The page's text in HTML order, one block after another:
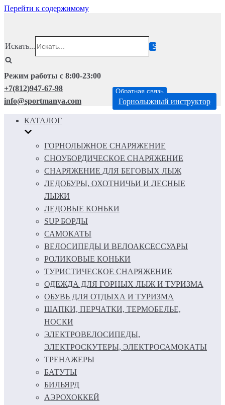
Перейти к содержимому
Искать...
Режим работы с 8:00-23:00
+7(812)947-67-98
info@sportmanya.com
Обратная связь
Горнолыжный инструктор
КАТАЛОГ
ГОРНОЛЫЖНОЕ СНАРЯЖЕНИЕ
СНОУБОРДИЧЕСКОЕ СНАРЯЖЕНИЕ
СНАРЯЖЕНИЕ ДЛЯ БЕГОВЫХ ЛЫЖ
ЛЕДОБУРЫ, ОХОТНИЧЬИ И ЛЕСНЫЕ
ЛЫЖИ
ЛЕДОВЫЕ КОНЬКИ
SUP БОРДЫ
САМОКАТЫ
ВЕЛОСИПЕДЫ И ВЕЛОАКСЕССУАРЫ
РОЛИКОВЫЕ КОНЬКИ
ТУРИСТИЧЕСКОЕ СНАРЯЖЕНИЕ
ОДЕЖДА ДЛЯ ГОРНЫХ ЛЫЖ И ТУРИЗМА
ОБУВЬ ДЛЯ ОТДЫХА И ТУРИЗМА
ШАПКИ, ПЕРЧАТКИ, ТЕРМОБЕЛЬЕ,
НОСКИ
ЭЛЕКТРОВЕЛОСИПЕДЫ,
ЭЛЕКТРОСКУТЕРЫ, ЭЛЕКТРОСАМОКАТЫ
ТРЕНАЖЕРЫ
БАТУТЫ
БИЛЬЯРД
АЭРОХОККЕЙ